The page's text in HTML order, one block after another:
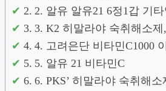
2. 알유 알유21 6정1갑 기
3. K2 히말라야 숙취해소제
4. 고려은단 비타민C1000
5. 알유 21 비타민C
6. PKS’ 히말라야 숙취해